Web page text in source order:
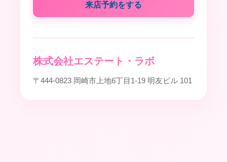
来店予約をする
株式会社エステート・ラボ
〒444-0823 岡崎市上地6丁目1-19 明友ビル 101